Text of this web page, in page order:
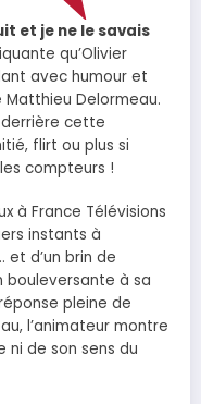
et je ne le savais
qu’Olivier
avec humour et
Delormeau.
cette
flirt ou plus si
compteurs !
à France Télévisions
instants à
et d’un brin de
bouleversante à sa
pleine de
l’animateur montre
ni de son sens du